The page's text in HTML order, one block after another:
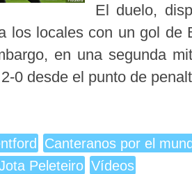
El duelo,
los locales con un gol de
en una segunda
0 desde el punto de
Canteranos por el
Peleteiro Vídeos